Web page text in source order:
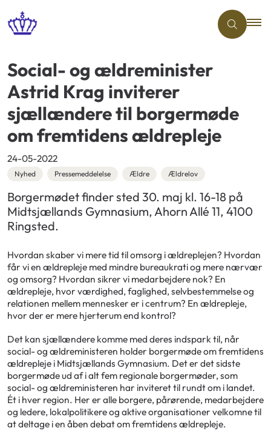
Social- og ældreminister
Astrid Krag inviterer
sjællændere til borgermøde
om fremtidens ældrepleje
24-05-2022
Nyhed Pressemeddelelse Ældre Ældrelov
Borgermødet finder sted 30. maj kl. 16-18 på
Midtsjællands Gymnasium, Ahorn Allé 11, 4100
Ringsted.
Hvordan skaber vi mere tid til omsorg i ældreplejen? Hvordan
får vi en ældrepleje med mindre bureaukrati og mere nærvær
og omsorg? Hvordan sikrer vi medarbejdere nok? En
ældrepleje, hvor værdighed, faglighed, selvbestemmelse og
relationen mellem mennesker er i centrum? En ældrepleje,
hvor der er mere hjerterum end kontrol?
Det kan sjællændere komme med deres indspark til, når
social- og ældreministeren holder borgermøde om fremtidens
ældrepleje i Midtsjællands Gymnasium. Det er det sidste
borgermøde ud af i alt fem regionale borgermøder, som
social- og ældreministeren har inviteret til rundt om i landet.
Ét i hver region. Her er alle borgere, pårørende, medarbejdere
og ledere, lokalpolitikere og aktive organisationer velkomne til
at deltage i en åben debat om fremtidens ældrepleje.